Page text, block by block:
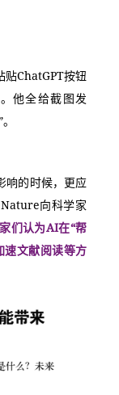
贴ChatGPT按钮
他全给截图发
响的时候，更应
向科学家
们认为AI在“帮
速文献阅读等方